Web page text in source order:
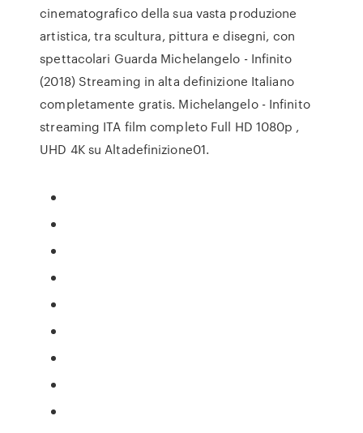
cinematografico della sua vasta produzione
artistica, tra scultura, pittura e disegni, con
spettacolari Guarda Michelangelo - Infinito
(2018) Streaming in alta definizione Italiano
completamente gratis. Michelangelo - Infinito
streaming ITA film completo Full HD 1080p ,
UHD 4K su Altadefinizione01.